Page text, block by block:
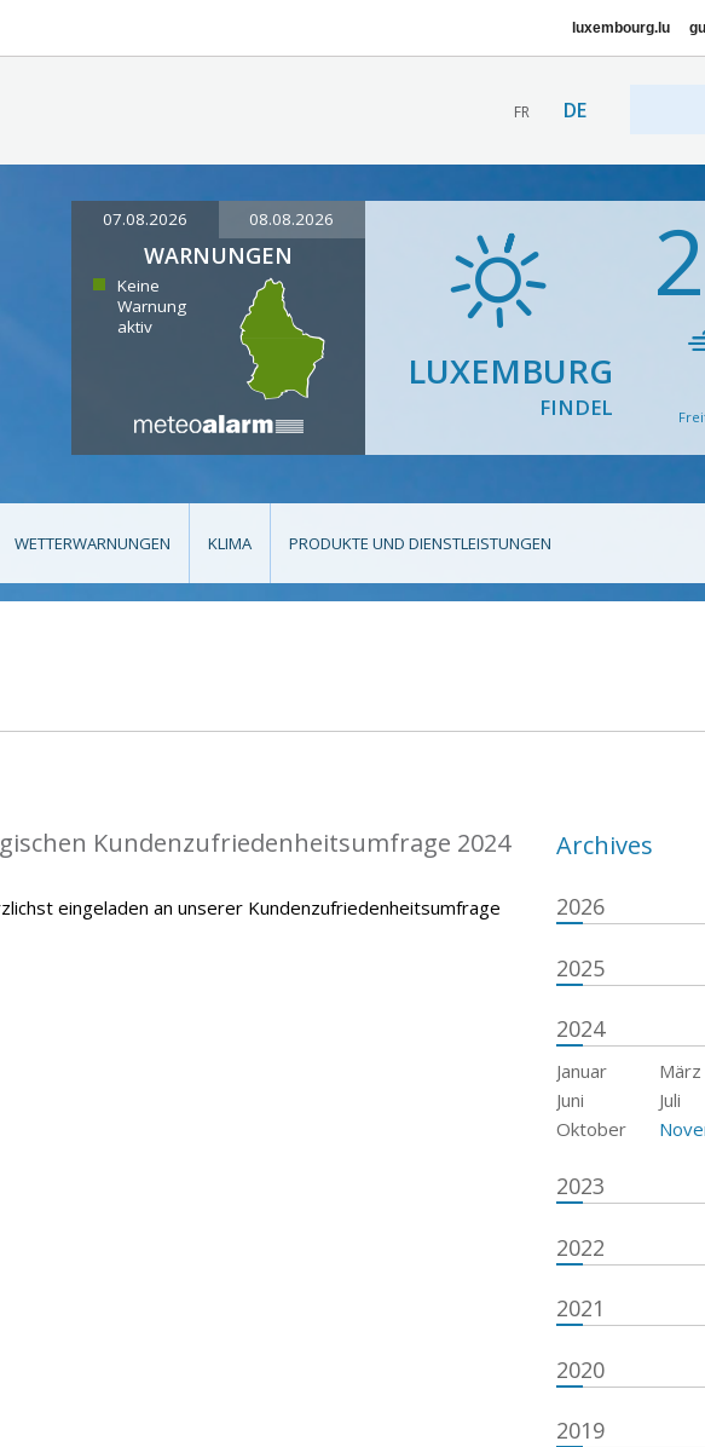
luxembourg.lu
FR DE
07.08.2026 08.08.2026
WARNUNGEN
Keine
Warnung
aktiv
LUXEMBURG
FINDEL
WETTERWARNUNGEN KLIMA PRODUKTE UND DIENSTLEISTUNGEN
Kundenzufriedenheitsumfrage 2024
eingeladen an unserer Kundenzufriedenheitsumfrage
Archives
2026
2025
2024
Januar März
Juni
Juli
Oktober
2023
2022
2021
2020
2019